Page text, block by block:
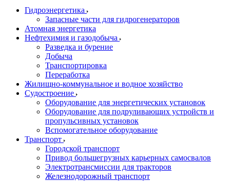
Гидроэнергетика
Запасные части для гидрогенераторов
Атомная энергетика
Нефтехимия и газодобыча
Разведка и бурение
Добыча
Транспортировка
Переработка
Жилищно-коммунальное и водное хозяйство
Судостроение
Оборудование для энергетических установок
Оборудование для подруливающих устройств и
пропульсивных установок
Вспомогательное оборудование
Транспорт
Городской транспорт
Привод большегрузных карьерных самосвалов
Электротрансмиссии для тракторов
Железнодорожный транспорт